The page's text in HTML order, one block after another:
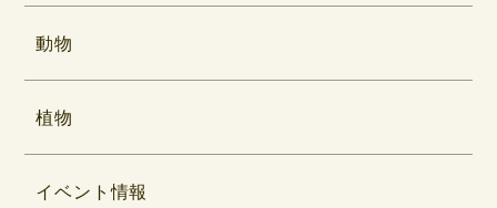
動物
植物
イベント情報